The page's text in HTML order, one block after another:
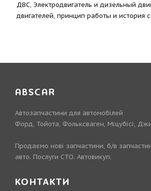
ДВС, Электродвигатель и дизельный
двигателей, принцип работы и история
ABSCAR
Автозапчастини для автомобілей
Форд, Тойота, Фольксваген, Міцубісі,
Продаємо нові запчастини, б/в
авто. Послуги СТО. Автовикуп.
КОНТАКТИ